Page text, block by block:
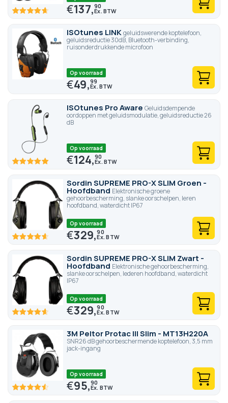
€137,90
ISOtunes LINKgeluidswerende koptelefoon,
geluidsreductie 30dB, Bluetooth-verbinding,
ruisonderdrukkende microfoon
Op voorraad
€49,99
ISOtunes Pro Aware Geluidsdempende
oordoppen met geluidsmodulatie, geluidsreductie 26
dB
Op voorraad
€124,90
Sordin SUPREME PRO-X SLIM Groen -
Hoofdband Elektronische groene
gehoorbescherming, slanke oorschelpen, leren
hoofdband, waterdicht IP67
Op voorraad
€329,90
Sordin SUPREME PRO-X SLIM Zwart -
Hoofdband Elektronische gehoorbescherming,
slanke oorschelpen, lederen hoofdband, waterdicht
IP67
Op voorraad
€329,90
3M Peltor Protac III Slim - MT13H220A
SNR26 dB gehoorbeschermende koptelefoon, 3,5 mm
jack-ingang
Op voorraad
€95,90